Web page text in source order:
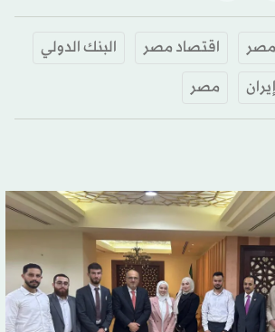
مصر اقتصاد مصر
البنك الدولي
مصر